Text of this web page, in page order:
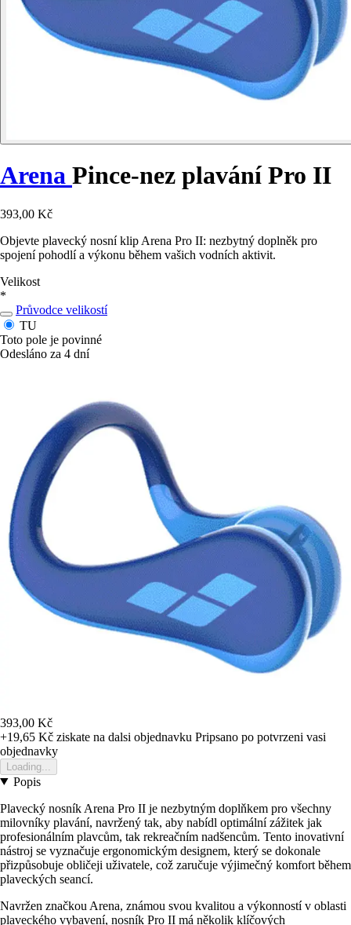
Arena Pince-nez plavání Pro II
393,00 Kč
Objevte plavecký nosní klip Arena Pro II: nezbytný doplněk pro
spojení pohodlí a výkonu během vašich vodních aktivit.
Velikost
*
Průvodce velikostí
TU
Toto pole je povinné
Odesláno za 4 dní
393,00 Kč
+19,65 Kč ziskate na dalsi objednavku Pripsano po potvrzeni vasi
objednavky
Loading...
Popis
Plavecký nosník Arena Pro II je nezbytným doplňkem pro všechny
milovníky plavání, navržený tak, aby nabídl optimální zážitek jak
profesionálním plavcům, tak rekreačním nadšencům. Tento inovativní
nástroj se vyznačuje ergonomickým designem, který se dokonale
přizpůsobuje obličeji uživatele, což zaručuje výjimečný komfort během
plaveckých seancí.
Navržen značkou Arena, známou svou kvalitou a výkonností v oblasti
plaveckého vybavení, nosník Pro II má několik klíčových